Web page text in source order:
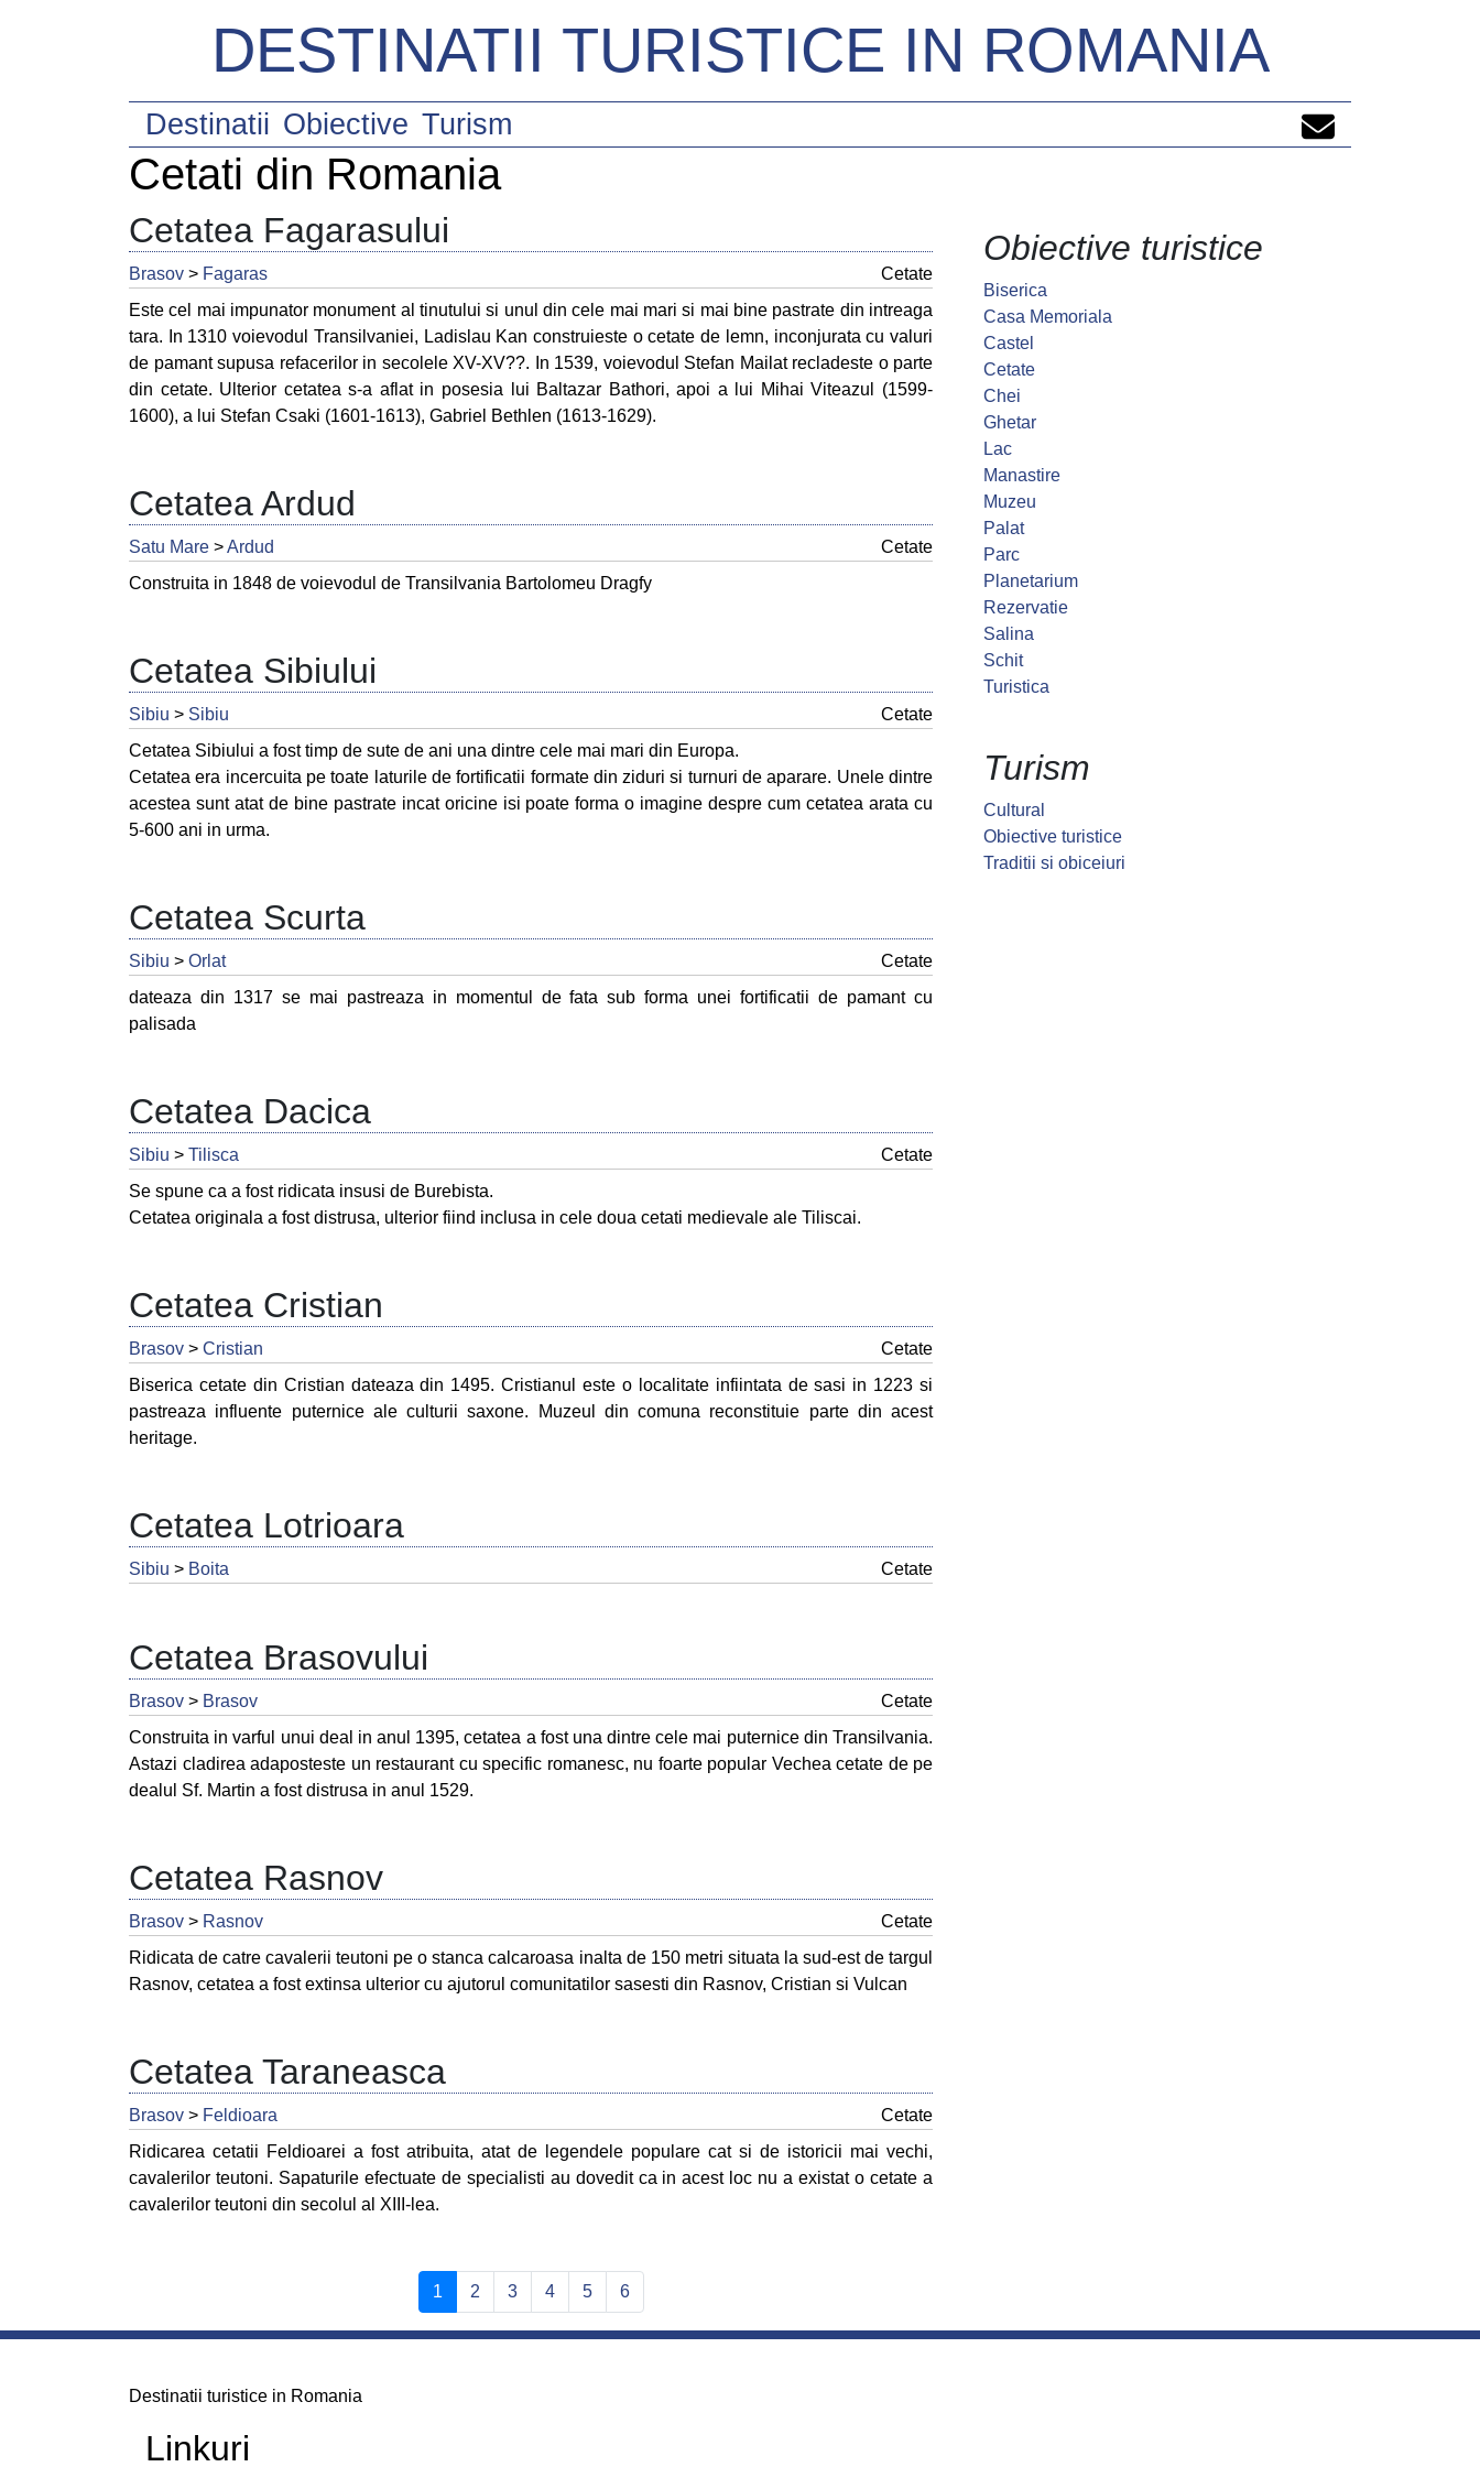
DESTINATII TURISTICE IN ROMANIA
Destinatii Obiective Turism
Cetati din Romania
Cetatea Fagarasului
Brasov > Fagaras
Cetate
Este cel mai impunator monument al tinutului si unul din cele mai mari si mai bine pastrate din intreaga
tara. In 1310 voievodul Transilvaniei, Ladislau Kan construieste o cetate de lemn, inconjurata cu valuri
de pamant supusa refacerilor in secolele XV-XV??. In 1539, voievodul Stefan Mailat recladeste o parte
din cetate. Ulterior cetatea s-a aflat in posesia lui Baltazar Bathori, apoi a lui Mihai Viteazul (1599-
1600), a lui Stefan Csaki (1601-1613), Gabriel Bethlen (1613-1629).
Cetatea Ardud
Satu Mare >Ardud
Cetate
Construita in 1848 de voievodul de Transilvania Bartolomeu Dragfy
Cetatea Sibiului
Sibiu > Sibiu
Cetate
Cetatea Sibiului a fost timp de sute de ani una dintre cele mai mari din Europa.
Cetatea era incercuita pe toate laturile de fortificatii formate din ziduri si turnuri de aparare. Unele dintre
acestea sunt atat de bine pastrate incat oricine isi poate forma o imagine despre cum cetatea arata cu
5-600 ani in urma.
Cetatea Scurta
Sibiu > Orlat
Cetate
dateaza din 1317 se mai pastreaza in momentul de fata sub forma unei fortificatii de pamant cu
palisada
Cetatea Dacica
Sibiu > Tilisca
Cetate
Se spune ca a fost ridicata insusi de Burebista.
Cetatea originala a fost distrusa, ulterior fiind inclusa in cele doua cetati medievale ale Tiliscai.
Cetatea Cristian
Brasov > Cristian
Cetate
Biserica cetate din Cristian dateaza din 1495. Cristianul este o localitate infiintata de sasi in 1223 si
pastreaza influente puternice ale culturii saxone. Muzeul din comuna reconstituie parte din acest
heritage.
Cetatea Lotrioara
Sibiu > Boita Cetate
Cetatea Brasovului
Brasov > Brasov
Cetate
Construita in varful unui deal in anul 1395, cetatea a fost una dintre cele mai puternice din Transilvania.
Astazi cladirea adaposteste un restaurant cu specific romanesc, nu foarte popular Vechea cetate de pe
dealul Sf. Martin a fost distrusa in anul 1529.
Cetatea Rasnov
Brasov > Rasnov
Cetate
Ridicata de catre cavalerii teutoni pe o stanca calcaroasa inalta de 150 metri situata la sud-est de targul
Rasnov, cetatea a fost extinsa ulterior cu ajutorul comunitatilor sasesti din Rasnov, Cristian si Vulcan
Cetatea Taraneasca
Brasov > Feldioara
Cetate
Ridicarea cetatii Feldioarei a fost atribuita, atat de legendele populare cat si de istoricii mai vechi,
cavalerilor teutoni. Sapaturile efectuate de specialisti au dovedit ca in acest loc nu a existat o cetate a
cavalerilor teutoni din secolul al XIII-lea.
1 (current)
2 3 4 5 6
Obiective turistice
Biserica
Casa Memoriala
Castel
Cetate
Chei
Ghetar
Lac
Manastire
Muzeu
Palat
Parc
Planetarium
Rezervatie
Salina
Schit
Turistica
Turism
Cultural
Obiective turistice
Traditii si obiceiuri
Destinatii turistice in Romania
Linkuri